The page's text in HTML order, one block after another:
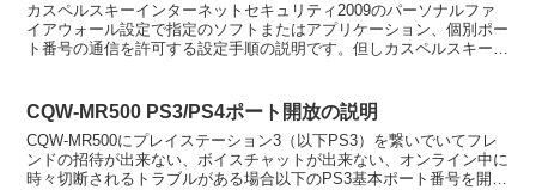
カスペルスキーインターネットセキュリティ2009のパーソナルファ
イアウォール設定で指定のソフトまたはアプリケーション、個別ポー
ト番号の通信を許可する設定手順の説明です。但しカスペルスキー
CQW-MR500 PS3/PS4ポート開放の説明
CQW-MR500にプレイステーション3（以下PS3）を繋いでいてフレ
ンドの招待が出来ない、ボイスチャットが出来ない、オンライン中に
時々切断されるトラブルがある場合以下のPS3基本ポート番号を開放